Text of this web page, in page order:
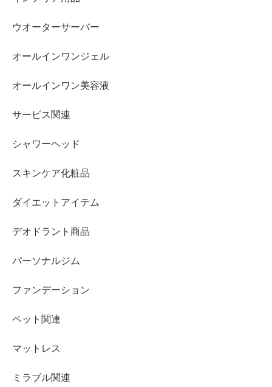
ウオーターサーバー
オールインワンジェル
オールインワン美容液
サービス関連
シャワーヘッド
スキンケア化粧品
ダイエットアイテム
デオドラント商品
パーソナルジム
ファンデーション
ペット関連
マットレス
ミラブル関連